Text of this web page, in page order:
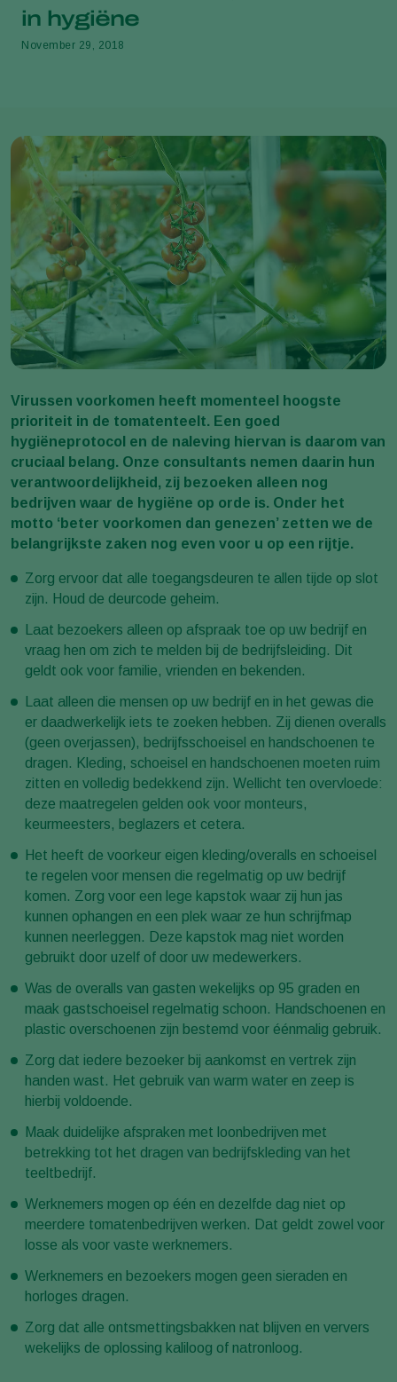
in hygiëne
November 29, 2018
Virussen voorkomen heeft momenteel hoogste
prioriteit in de tomatenteelt. Een goed
hygiëneprotocol en de naleving hiervan is daarom van
cruciaal belang. Onze consultants nemen daarin hun
verantwoordelijkheid, zij bezoeken alleen nog
bedrijven waar de hygiëne op orde is. Onder het
motto ‘beter voorkomen dan genezen’ zetten we de
belangrijkste zaken nog even voor u op een rijtje.
Zorg ervoor dat alle toegangsdeuren te allen tijde op slot
zijn. Houd de deurcode geheim.
Laat bezoekers alleen op afspraak toe op uw bedrijf en
vraag hen om zich te melden bij de bedrijfsleiding. Dit
geldt ook voor familie, vrienden en bekenden.
Laat alleen die mensen op uw bedrijf en in het gewas die
er daadwerkelijk iets te zoeken hebben. Zij dienen overalls
(geen overjassen), bedrijfsschoeisel en handschoenen te
dragen. Kleding, schoeisel en handschoenen moeten ruim
zitten en volledig bedekkend zijn. Wellicht ten overvloede:
deze maatregelen gelden ook voor monteurs,
keurmeesters, beglazers et cetera.
Het heeft de voorkeur eigen kleding/overalls en schoeisel
te regelen voor mensen die regelmatig op uw bedrijf
komen. Zorg voor een lege kapstok waar zij hun jas
kunnen ophangen en een plek waar ze hun schrijfmap
kunnen neerleggen. Deze kapstok mag niet worden
gebruikt door uzelf of door uw medewerkers.
Was de overalls van gasten wekelijks op 95 graden en
maak gastschoeisel regelmatig schoon. Handschoenen en
plastic overschoenen zijn bestemd voor éénmalig gebruik.
Zorg dat iedere bezoeker bij aankomst en vertrek zijn
handen wast. Het gebruik van warm water en zeep is
hierbij voldoende.
Maak duidelijke afspraken met loonbedrijven met
betrekking tot het dragen van bedrijfskleding van het
teeltbedrijf.
Werknemers mogen op één en dezelfde dag niet op
meerdere tomatenbedrijven werken. Dat geldt zowel voor
losse als voor vaste werknemers.
Werknemers en bezoekers mogen geen sieraden en
horloges dragen.
Zorg dat alle ontsmettingsbakken nat blijven en ververs
wekelijks de oplossing kaliloog of natronloog.